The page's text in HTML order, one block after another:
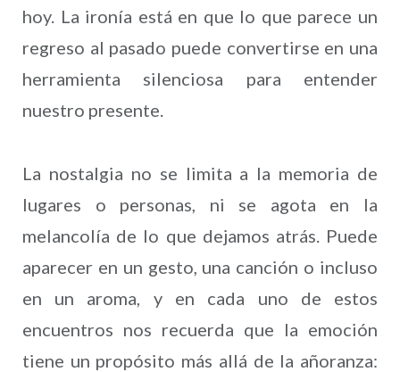
hoy. La ironía está en que lo que parece un
regreso al pasado puede convertirse en una
herramienta silenciosa para entender
nuestro presente.
La nostalgia no se limita a la memoria de
lugares o personas, ni se agota en la
melancolía de lo que dejamos atrás. Puede
aparecer en un gesto, una canción o incluso
en un aroma, y en cada uno de estos
encuentros nos recuerda que la emoción
tiene un propósito más allá de la añoranza: